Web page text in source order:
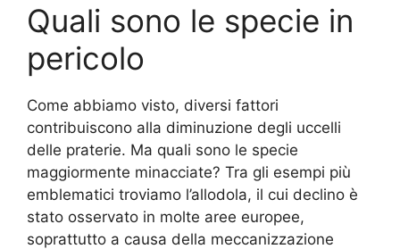
Quali sono le specie in
pericolo
Come abbiamo visto, diversi fattori
contribuiscono alla diminuzione degli uccelli
delle praterie. Ma quali sono le specie
maggiormente minacciate? Tra gli esempi più
emblematici troviamo l’allodola, il cui declino è
stato osservato in molte aree europee,
soprattutto a causa della meccanizzazione